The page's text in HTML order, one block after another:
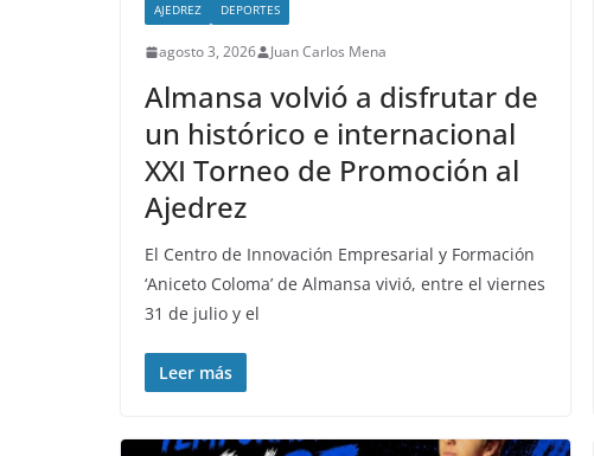
AJEDREZ DEPORTES
agosto 3, 2026 Juan Carlos Mena
Almansa volvió a disfrutar de
un histórico e internacional
XXI Torneo de Promoción al
Ajedrez
El Centro de Innovación Empresarial y Formación
‘Aniceto Coloma’ de Almansa vivió, entre el viernes
31 de julio y el
Leer más